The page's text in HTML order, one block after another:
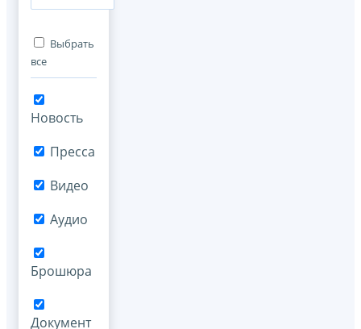
Выбрать
все
Новость
Пресса
Видео
Аудио
Брошюра
Документ